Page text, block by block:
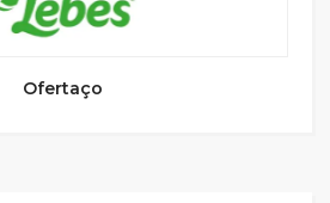
Ofertaço